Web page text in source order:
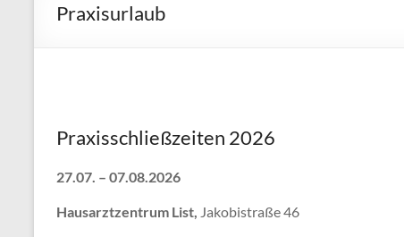
Praxisurlaub
Praxisschließzeiten 2026
27.07. – 07.08.2026
Hausarztzentrum List, Jakobistraße 46